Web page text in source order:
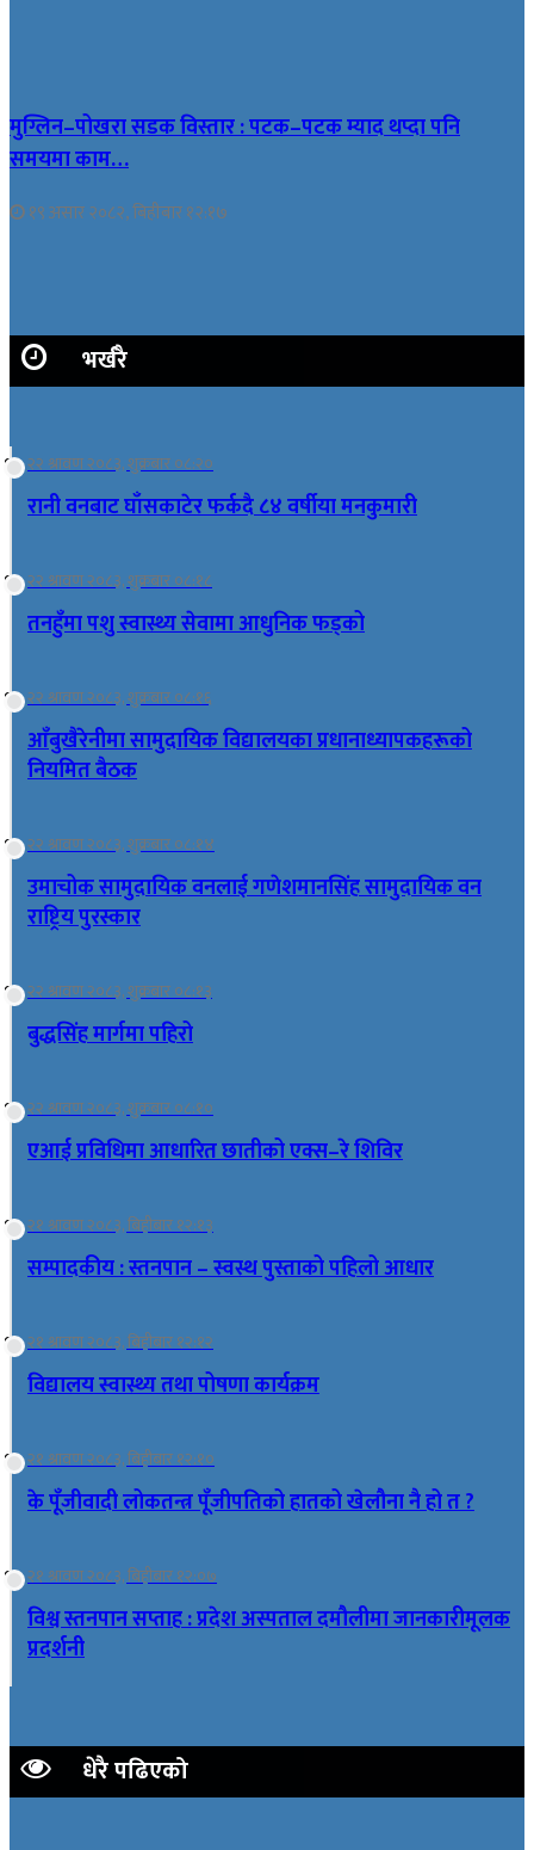
मुग्लिन–पोखरा सडक विस्तार : पटक–पटक म्याद थप्दा पनि
समयमा काम…
१९ असार २०८२, बिहीबार १२:१७
भर्खरै
२२ श्रावण २०८३, शुक्रबार ०८:२०
रानी वनबाट घाँसकाटेर फर्कदै ८४ वर्षीया मनकुमारी
२२ श्रावण २०८३, शुक्रबार ०८:१८
तनहुँमा पशु स्वास्थ्य सेवामा आधुनिक फड्को
२२ श्रावण २०८३, शुक्रबार ०८:१६
आँबुखैरेनीमा सामुदायिक विद्यालयका प्रधानाध्यापकहरूको
नियमित बैठक
२२ श्रावण २०८३, शुक्रबार ०८:१४
उमाचोक सामुदायिक वनलाई गणेशमानसिंह सामुदायिक वन
राष्ट्रिय पुरस्कार
२२ श्रावण २०८३, शुक्रबार ०८:१३
बुद्धसिंह मार्गमा पहिरो
२२ श्रावण २०८३, शुक्रबार ०८:१०
एआई प्रविधिमा आधारित छातीको एक्स–रे शिविर
२१ श्रावण २०८३, बिहीबार १२:१३
सम्पादकीय : स्तनपान – स्वस्थ पुस्ताको पहिलो आधार
२१ श्रावण २०८३, बिहीबार १२:१२
विद्यालय स्वास्थ्य तथा पोषणा कार्यक्रम
२१ श्रावण २०८३, बिहीबार १२:१०
के पूँजीवादी लोकतन्त्र पूँजीपतिको हातको खेलौना नै हो त ?
२१ श्रावण २०८३, बिहीबार १२:०७
विश्व स्तनपान सप्ताह : प्रदेश अस्पताल दमौलीमा जानकारीमूलक
प्रदर्शनी
धेरै पढिएको